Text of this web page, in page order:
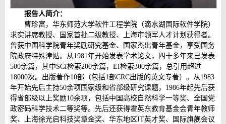
报告人简介：
曹珍富，华东师范大学软件工程学院（滴水湖国际软件学院）
求实讲席教授、国家首批二级教授、上海市领军人才计划获得者。
曾获中国科学院青年奖励研究基金、国家杰出青年基金，享受国务
院政府特殊津贴。从1981年开始发表学术论文，四十多年来已发表
500余篇，其中SCI检索200余篇，EI检索300余篇，总引用超过
18000次。出版著作10部（包括1部CRC出版的英文专著）。从1983
年开始先后主持50余项国家级和省部级研究课题，1986年起先后获
得省部级以上奖励10余项，包括中国高校自然科学一等奖、全国党
政密码科学技术二等奖等。先后还获得霍英东教育基金会青年教师
奖、上海徐光启科技奖章金奖、华东地区IT英才奖、国际旗舰会议